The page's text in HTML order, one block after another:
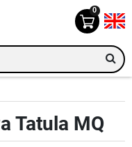
0
Tatula MQ